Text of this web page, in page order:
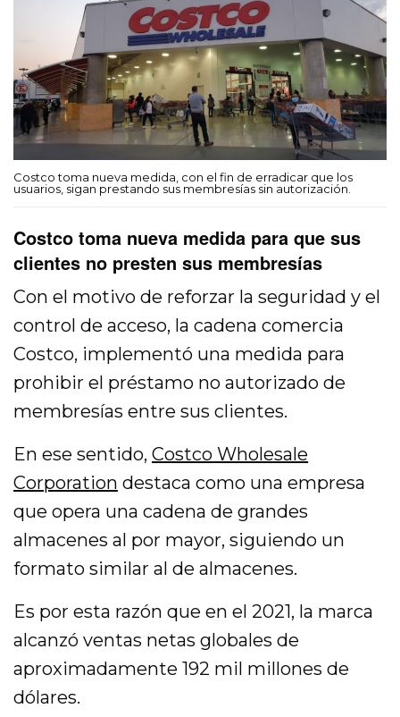
Costco toma nueva medida, con el fin de erradicar que los
usuarios, sigan prestando sus membresías sin autorización.
Costco toma nueva medida para que sus
clientes no presten sus membresías
Con el motivo de reforzar la seguridad y el
control de acceso, la cadena comercia
Costco, implementó una medida para
prohibir el préstamo no autorizado de
membresías entre sus clientes.
En ese sentido,Costco Wholesale
Corporation destaca como una empresa
que opera una cadena de grandes
almacenes al por mayor, siguiendo un
formato similar al de almacenes.
Es por esta razón que en el 2021, la marca
alcanzó ventas netas globales de
aproximadamente 192 mil millones de
dólares.